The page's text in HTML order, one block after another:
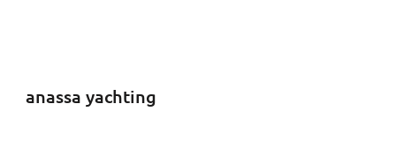
anassa yachting